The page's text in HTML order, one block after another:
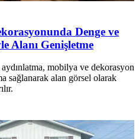
Denge ve
Alanı Genişletme
mobilya ve dekorasyon
sağlanarak alan görsel olarak